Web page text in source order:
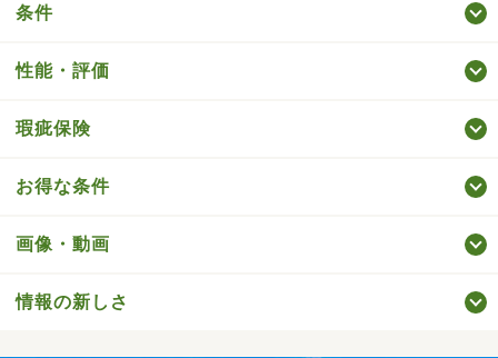
条件
性能・評価
瑕疵保険
お得な条件
画像・動画
情報の新しさ